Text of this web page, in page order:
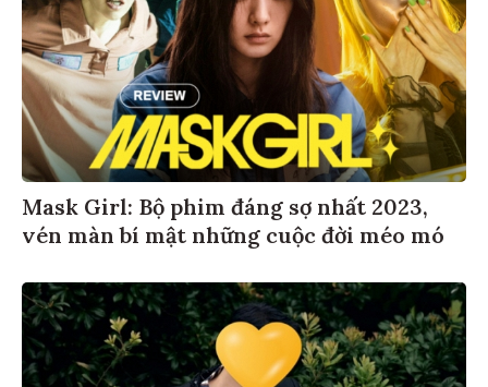
Mask Girl: Bộ phim đáng sợ nhất 2023,
vén màn bí mật những cuộc đời méo mó